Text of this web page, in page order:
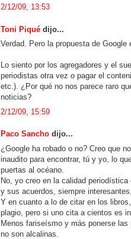
2/12/09, 13:53
Toni Piqué dijo...
Verdad. Pero la propuesta de Google
Lo siento por los agregadores y el
periodistas otra vez o pagar el
etc.). ¿Por qué no nos parece raro
noticias?
2/12/09, 15:59
Paco Sancho dijo...
¿Google ha robado o no? Creo que
inaudito para encontrar, tú y yo, lo
puertas al océano.
No, yo creo en la calidad
y sus acuerdos, siempre interesantes,
Y en cuanto a lo de citar en los
plagio, pero si uno cita a cientos es
Menos fariseísmo y más ponerse
no son alcalinas.